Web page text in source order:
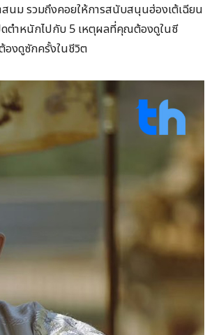
นม รวมถึงคอยให้การสนับสนุนฮ่องเต้เฉียน
ดตำหนักไปกับ 5 เหตุผลที่คุณต้องดูในซี
งดูซักครั้งในชีวิต